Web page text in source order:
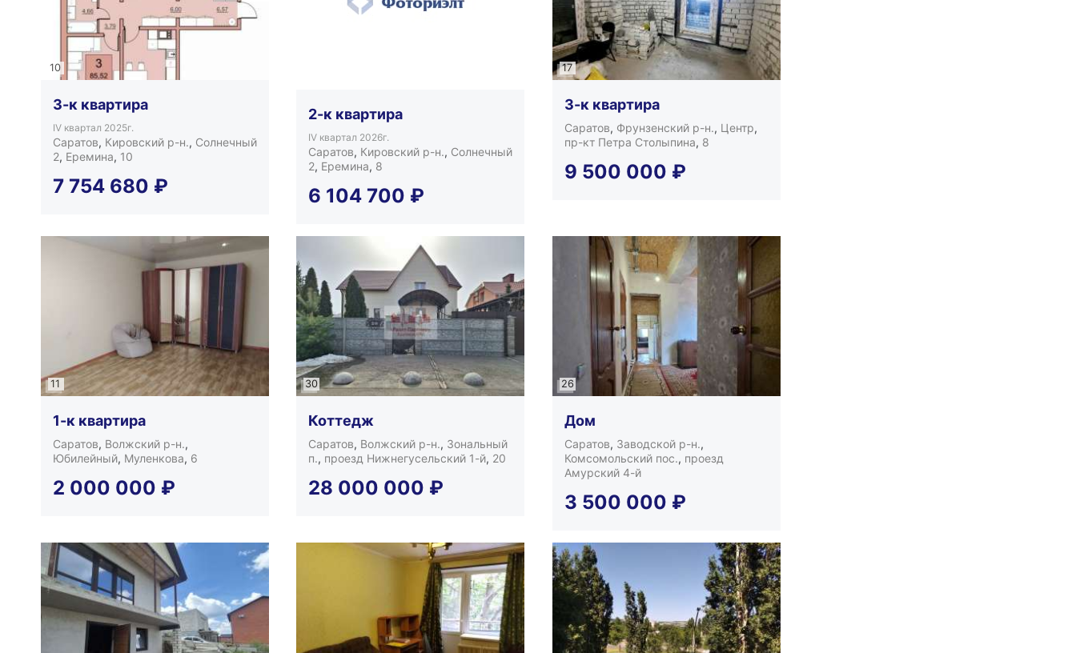
10
3-к квартира
IV квартал 2025г.
Саратов, Кировский р-н., Солнечный
2, Еремина, 10
7 754 680 ₽
2-к квартира
IV квартал 2026г.
Саратов, Кировский р-н., Солнечный
2, Еремина, 8
6 104 700 ₽
17
3-к квартира
Саратов, Фрунзенский р-н., Центр,
пр-кт Петра Столыпина, 8
9 500 000 ₽
11
1-к квартира
Саратов, Волжский р-н.,
Юбилейный, Муленкова, 6
2 000 000 ₽
30
Коттедж
Саратов, Волжский р-н., Зональный
п., проезд Нижнегусельский 1-й, 20
28 000 000 ₽
26
Дом
Саратов, Заводской р-н.,
Комсомольский пос., проезд
Амурский 4-й
3 500 000 ₽